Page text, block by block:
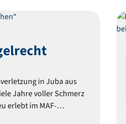
in Juba aus
Jahre voller Schmerz
erlebt im MAF-
nach der